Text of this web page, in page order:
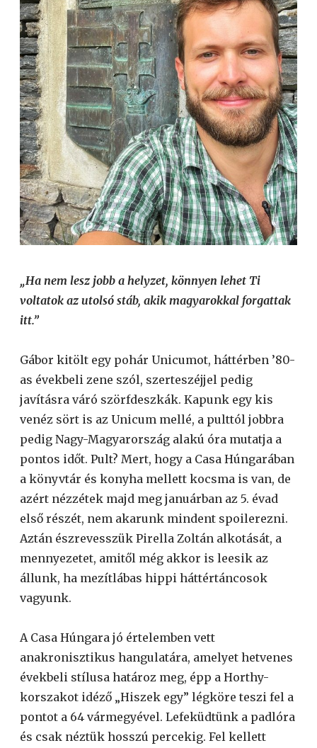
„Ha nem lesz jobb a helyzet, könnyen lehet Ti
voltatok az utolsó stáb, akik magyarokkal forgattak
itt.”
Gábor kitölt egy pohár Unicumot, háttérben ’80-
as évekbeli zene szól, szerteszéjjel pedig
javításra váró szörfdeszkák. Kapunk egy kis
venéz sört is az Unicum mellé, a pulttól jobbra
pedig Nagy-Magyarország alakú óra mutatja a
pontos időt. Pult? Mert, hogy a Casa Húngarában
a könyvtár és konyha mellett kocsma is van, de
azért nézzétek majd meg januárban az 5. évad
első részét, nem akarunk mindent spoilerezni.
Aztán észrevesszük Pirella Zoltán alkotását, a
mennyezetet, amitől még akkor is leesik az
állunk, ha mezítlábas hippi háttértáncosok
vagyunk.
A Casa Húngara jó értelemben vett
anakronisztikus hangulatára, amelyet hetvenes
évekbeli stílusa határoz meg, épp a Horthy-
korszakot idéző „Hiszek egy” légköre teszi fel a
pontot a 64 vármegyével. Lefeküdtünk a padlóra
és csak néztük hosszú percekig. Fel kellett